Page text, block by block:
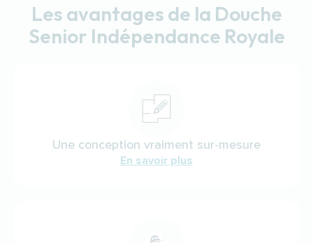
Les avantages de la Douche
Senior Indépendance Royale
Une conception vraiment sur-mesure
En savoir plus